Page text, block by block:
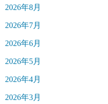
2026年8月
2026年7月
2026年6月
2026年5月
2026年4月
2026年3月